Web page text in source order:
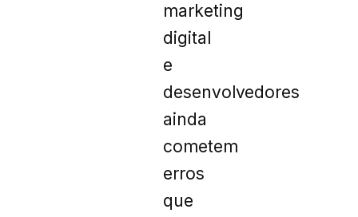
marketing
digital
e
desenvolvedores
ainda
cometem
erros
que